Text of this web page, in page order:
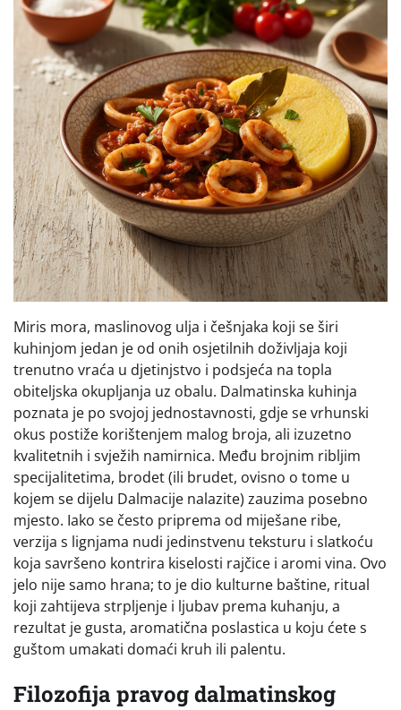
Miris mora, maslinovog ulja i češnjaka koji se širi
kuhinjom jedan je od onih osjetilnih doživljaja koji
trenutno vraća u djetinjstvo i podsjeća na topla
obiteljska okupljanja uz obalu. Dalmatinska kuhinja
poznata je po svojoj jednostavnosti, gdje se vrhunski
okus postiže korištenjem malog broja, ali izuzetno
kvalitetnih i svježih namirnica. Među brojnim ribljim
specijalitetima, brodet (ili brudet, ovisno o tome u
kojem se dijelu Dalmacije nalazite) zauzima posebno
mjesto. Iako se često priprema od miješane ribe,
verzija s lignjama nudi jedinstvenu teksturu i slatkoću
koja savršeno kontrira kiselosti rajčice i aromi vina. Ovo
jelo nije samo hrana; to je dio kulturne baštine, ritual
koji zahtijeva strpljenje i ljubav prema kuhanju, a
rezultat je gusta, aromatična poslastica u koju ćete s
guštom umakati domaći kruh ili palentu.
Filozofija pravog dalmatinskog